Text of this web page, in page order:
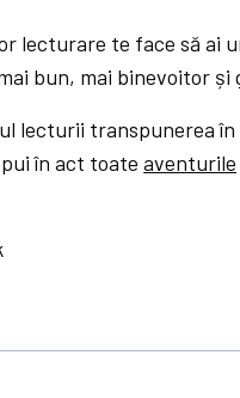
lecturare te face să
bun, mai binevoitor și
lecturii transpunerea
în act toateaventurile